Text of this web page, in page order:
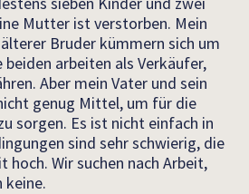
Mutter ist verstorben. Mein
Bruder kümmern sich um
beiden arbeiten als Verkäufer,
Aber mein Vater und sein
genug Mittel, um für die
sorgen. Es ist nicht einfach in
sind sehr schwierig, die
hoch. Wir suchen nach Arbeit,
keine.